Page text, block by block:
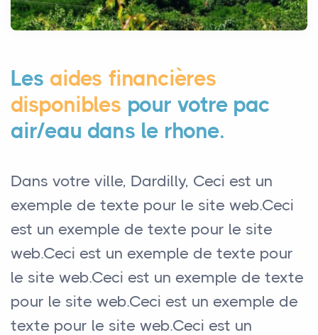
Les aides financières
disponibles pour votre pac
air/eau dans le rhone.
Dans votre ville, Dardilly, Ceci est un
exemple de texte pour le site web.Ceci
est un exemple de texte pour le site
web.Ceci est un exemple de texte pour
le site web.Ceci est un exemple de texte
pour le site web.Ceci est un exemple de
texte pour le site web.Ceci est un